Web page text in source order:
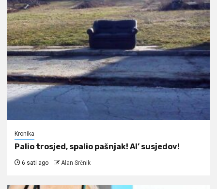
Kronika
Palio trosjed, spalio pašnjak! Al’ susjedov!
6 sati ago Alan Srčnik